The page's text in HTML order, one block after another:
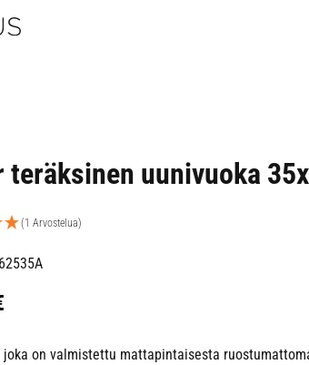
teräksinen uunivuoka
(1 Arvostelua)
joka on valmistettu mattapintaisesta